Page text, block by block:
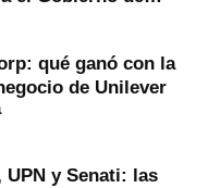
qué ganó con la
de Unilever
UPN y Senati: las